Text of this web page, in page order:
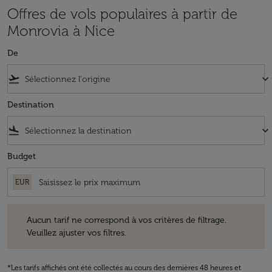
Offres de vols populaires à partir de
Monrovia à Nice
De
flight_takeoff keyboard_arrow_down
Destination
flight_land keyboard_arrow_down
Budget
EUR
Aucun tarif ne correspond à vos critères de filtrage.
Veuillez ajuster vos filtres.
*Les tarifs affichés ont été collectés au cours des dernières 48 heures et